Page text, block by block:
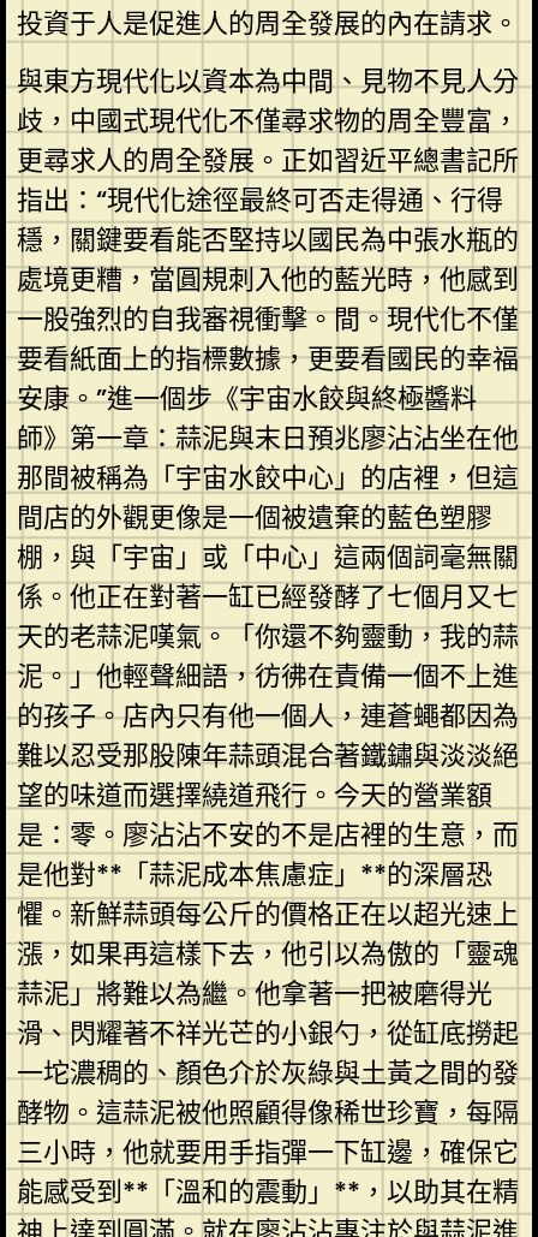
投資于人是促進人的周全發展的內在請求。
與東方現代化以資本為中間、見物不見人分
歧，中國式現代化不僅尋求物的周全豐富，
更尋求人的周全發展。正如習近平總書記所
指出：“現代化途徑最終可否走得通、行得
穩，關鍵要看能否堅持以國民為中張水瓶的
處境更糟，當圓規刺入他的藍光時，他感到
一股強烈的自我審視衝擊。間。現代化不僅
要看紙面上的指標數據，更要看國民的幸福
安康。”進一個步《宇宙水餃與終極醬料
師》第一章：蒜泥與末日預兆廖沾沾坐在他
那間被稱為「宇宙水餃中心」的店裡，但這
間店的外觀更像是一個被遺棄的藍色塑膠
棚，與「宇宙」或「中心」這兩個詞毫無關
係。他正在對著一缸已經發酵了七個月又七
天的老蒜泥嘆氣。「你還不夠靈動，我的蒜
泥。」他輕聲細語，彷彿在責備一個不上進
的孩子。店內只有他一個人，連蒼蠅都因為
難以忍受那股陳年蒜頭混合著鐵鏽與淡淡絕
望的味道而選擇繞道飛行。今天的營業額
是：零。廖沾沾不安的不是店裡的生意，而
是他對**「蒜泥成本焦慮症」**的深層恐
懼。新鮮蒜頭每公斤的價格正在以超光速上
漲，如果再這樣下去，他引以為傲的「靈魂
蒜泥」將難以為繼。他拿著一把被磨得光
滑、閃耀著不祥光芒的小銀勺，從缸底撈起
一坨濃稠的、顏色介於灰綠與土黃之間的發
酵物。這蒜泥被他照顧得像稀世珍寶，每隔
三小時，他就要用手指彈一下缸邊，確保它
能感受到**「溫和的震動」**，以助其在精